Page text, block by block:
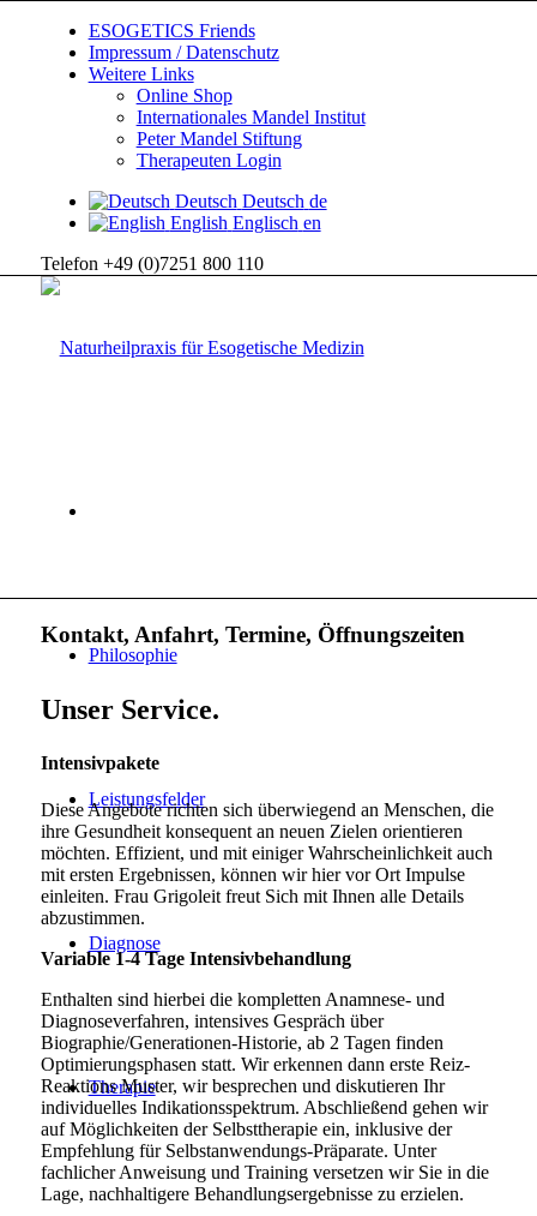
ESOGETICS Friends
Impressum / Datenschutz
Weitere Links
Online Shop
Internationales Mandel Institut
Peter Mandel Stiftung
Therapeuten Login
Deutsch Deutsch de
English Englisch en
Telefon +49 (0)7251 800 110
Philosophie
Leistungsfelder
Diagnose
Therapie
Kontakt, Anfahrt, Termine, Öffnungszeiten
Unser Service.
Intensivpakete
Diese Angebote richten sich überwiegend an Menschen, die
ihre Gesundheit konsequent an neuen Zielen orientieren
möchten. Effizient, und mit einiger Wahrscheinlichkeit auch
mit ersten Ergebnissen, können wir hier vor Ort Impulse
einleiten. Frau Grigoleit freut Sich mit Ihnen alle Details
abzustimmen.
Variable 1-4 Tage Intensivbehandlung
Enthalten sind hierbei die kompletten Anamnese- und
Diagnoseverfahren, intensives Gespräch über
Biographie/Generationen-Historie, ab 2 Tagen finden
Optimierungsphasen statt. Wir erkennen dann erste Reiz-
Reaktions Muster, wir besprechen und diskutieren Ihr
individuelles Indikationsspektrum. Abschließend gehen wir
auf Möglichkeiten der Selbsttherapie ein, inklusive der
Empfehlung für Selbstanwendungs-Präparate. Unter
fachlicher Anweisung und Training versetzen wir Sie in die
Lage, nachhaltigere Behandlungsergebnisse zu erzielen.